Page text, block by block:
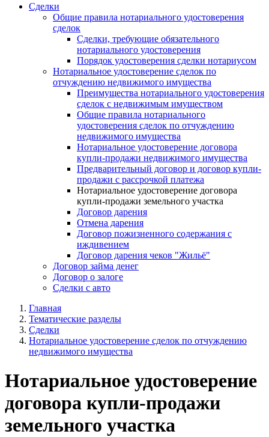
Сделки
Общие правила нотариального удостоверения
сделок
Сделки, требующие обязательного
нотариального удостоверения
Порядок удостоверения сделки нотариусом
Нотариальное удостоверение сделок по
отчуждению недвижимого имущества
Преимущества нотариального удостоверения
сделок с недвижимым имуществом
Общие правила нотариального
удостоверения сделок по отчуждению
недвижимого имущества
Нотариальное удостоверение договора
купли-продажи недвижимого имущества
Предварительный договор и договор купли-
продажи с рассрочкой платежа
Нотариальное удостоверение договора
купли-продажи земельного участка
Договор дарения
Отмена дарения
Договор пожизненного содержания с
иждивением
Договор дарения чеков "Жильё"
Договор займа денег
Договор о залоге
Сделки с авто
Главная
Тематические разделы
Сделки
Нотариальное удостоверение сделок по отчуждению
недвижимого имущества
Нотариальное удостоверение
договора купли-продажи
земельного участка